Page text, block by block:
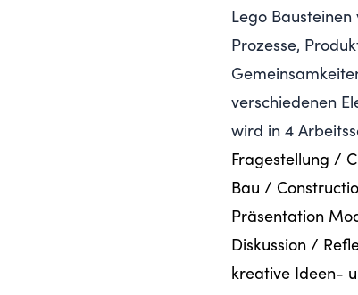
Lego
Prozesse,
verschiedenen
wird in 4
Fragestellung /
Bau /
Präsentation
Diskussion /
kreative Ideen-